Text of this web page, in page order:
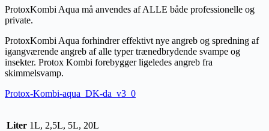
ProtoxKombi Aqua må anvendes af ALLE både professionelle og
private.
ProtoxKombi Aqua forhindrer effektivt nye angreb og spredning af
igangværende angreb af alle typer trænedbrydende svampe og
insekter. Protox Kombi forebygger ligeledes angreb fra
skimmelsvamp.
Protox-Kombi-aqua_DK-da_v3_0
Liter 1L, 2,5L, 5L, 20L